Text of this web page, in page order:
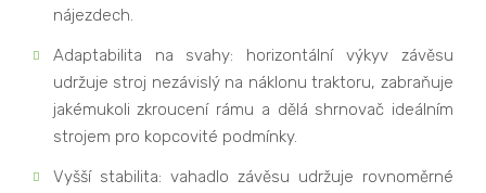
nájezdech.
Adaptabilita na svahy: horizontální výkyv závěsu
udržuje stroj nezávislý na náklonu traktoru, zabraňuje
jakémukoli zkroucení rámu a dělá shrnovač ideálním
strojem pro kopcovité podmínky.
Vyšší stabilita: vahadlo závěsu udržuje rovnoměrné